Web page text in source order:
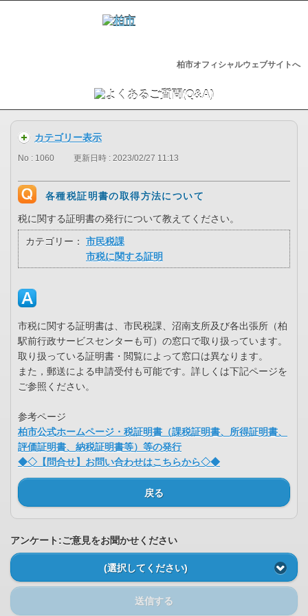
柏市オフィシャルウェブサイトへ
カテゴリー表示
No : 1060 更新日時 : 2023/02/27 11:13
各種税証明書の取得方法について
税に関する証明書の発行について教えてください。
カテゴリー：
市民税課
市税に関する証明
市税に関する証明書は、市民税課、沼南支所及び各出張所（柏
駅前行政サービスセンターも可）の窓口で取り扱っています。
取り扱っている証明書・閲覧によって窓口は異なります。
また，郵送による申請受付も可能です。詳しくは下記ページを
ご参照ください。
参考ページ
柏市公式ホームページ・税証明書（課税証明書、所得証明書、
評価証明書、納税証明書等）等の発行
◆◇【問合せ】お問い合わせはこちらから◇◆
戻る
アンケート:ご意見をお聞かせください
(選択してください)
送信する